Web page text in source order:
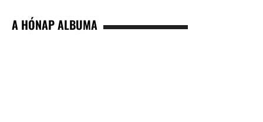
A HÓNAP ALBUMA